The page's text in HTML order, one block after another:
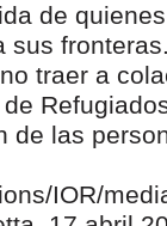
de
sus
traer a
de las
IOR/